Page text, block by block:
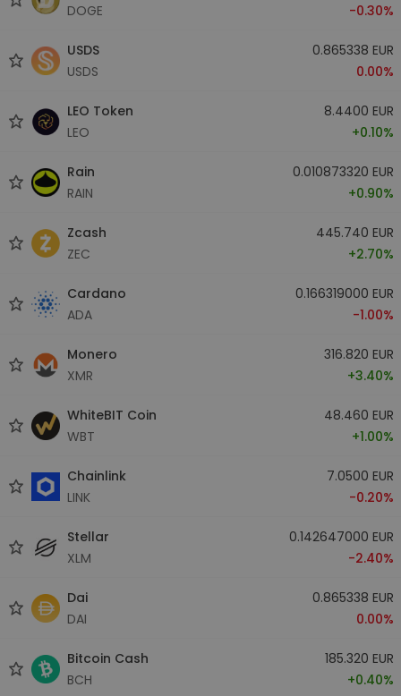
DOGE
-0.30%
USDS
USDS
0.865338 EUR
0.00%
LEO Token
LEO
8.4400 EUR
+0.10%
Rain
RAIN
0.010873320 EUR
+0.90%
Zcash
ZEC
445.740 EUR
+2.70%
Cardano
ADA
0.166319000 EUR
-1.00%
Monero
XMR
316.820 EUR
+3.40%
WhiteBIT Coin
WBT
48.460 EUR
+1.00%
Chainlink
LINK
7.0500 EUR
-0.20%
Stellar
XLM
0.142647000 EUR
-2.40%
Dai
DAI
0.865338 EUR
0.00%
Bitcoin Cash
BCH
185.320 EUR
+0.40%